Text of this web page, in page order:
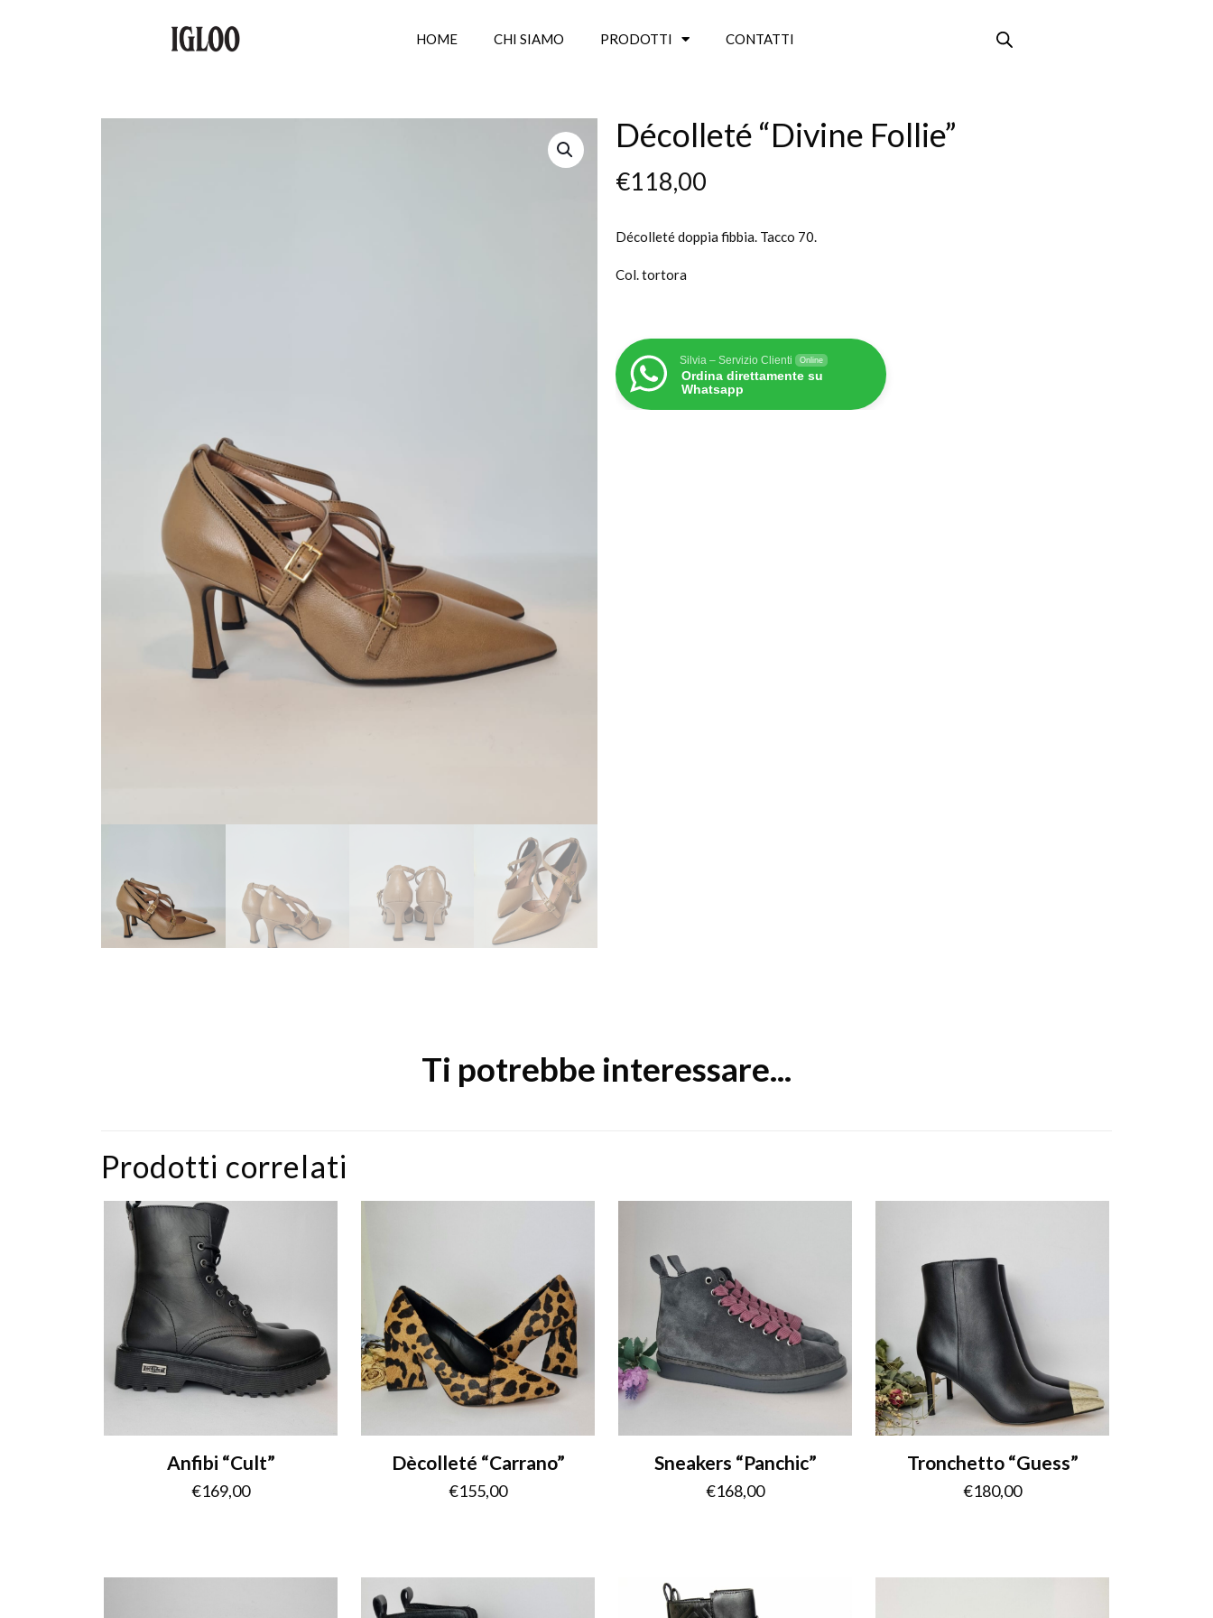
HOME CHI SIAMO PRODOTTI CONTATTI
Décolleté “Divine Follie”
€118,00
Décolleté doppia fibbia. Tacco 70.
Col. tortora
Silvia – Servizio Clienti Online
Ordina direttamente su
Whatsapp
Ti potrebbe interessare...
Prodotti correlati
Anfibi “Cult”
€169,00
Dècolleté “Carrano”
€155,00
Sneakers “Panchic”
€168,00
Tronchetto “Guess”
€180,00